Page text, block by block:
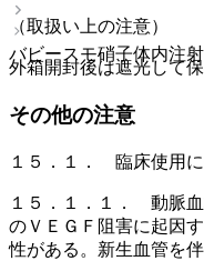
バビースモ硝子体内注
（取扱い上の注意）
外箱開封後は遮光して
その他の注意
１５．１． 臨床使用
１５．１．１． 動脈
のＶＥＧＦ阻害に起因
性がある。新生血管を